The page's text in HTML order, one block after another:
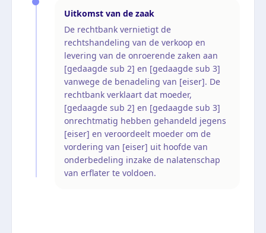
Uitkomst van de zaak
De rechtbank vernietigt de
rechtshandeling van de verkoop en
levering van de onroerende zaken aan
[gedaagde sub 2] en [gedaagde sub 3]
vanwege de benadeling van [eiser]. De
rechtbank verklaart dat moeder,
[gedaagde sub 2] en [gedaagde sub 3]
onrechtmatig hebben gehandeld jegens
[eiser] en veroordeelt moeder om de
vordering van [eiser] uit hoofde van
onderbedeling inzake de nalatenschap
van erflater te voldoen.